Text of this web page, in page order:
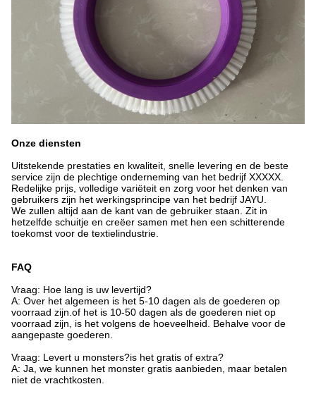
Onze diensten
Uitstekende prestaties en kwaliteit, snelle levering en de beste
service zijn de plechtige onderneming van het bedrijf XXXXX.
Redelijke prijs, volledige variëteit en zorg voor het denken van
gebruikers zijn het werkingsprincipe van het bedrijf JAYU.
We zullen altijd aan de kant van de gebruiker staan. Zit in
hetzelfde schuitje en creëer samen met hen een schitterende
toekomst voor de textielindustrie.
FAQ
Vraag: Hoe lang is uw levertijd?
A: Over het algemeen is het 5-10 dagen als de goederen op
voorraad zijn.of het is 10-50 dagen als de goederen niet op
voorraad zijn, is het volgens de hoeveelheid. Behalve voor de
aangepaste goederen.
Vraag: Levert u monsters?is het gratis of extra?
A: Ja, we kunnen het monster gratis aanbieden, maar betalen
niet de vrachtkosten.